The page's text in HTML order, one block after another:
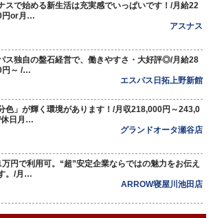
スで始める新生活は充実感でいっぱいです！/月給22
円or月…
アスナス
ス独自の盤石経営で、働きやすさ・大好評◎/月給28
円～ /…
エスパス日拓上野新館
分色」が輝く環境があります！/月収218,000円～243,0
日月…
グランドオータ瀬谷店
円で利用可。“超”安定企業ならではの魅力をお伝え
。/月…
ARROW寝屋川池田店